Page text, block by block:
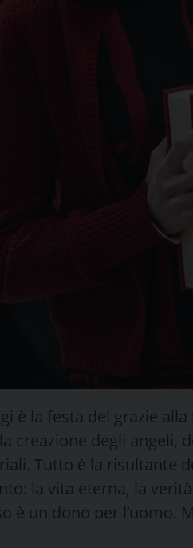
è la festa del grazie
creazione degli angeli,
Tutto è la risultante
la vita eterna, la
è un dono per l’uomo.